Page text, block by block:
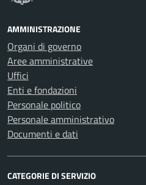
AMMINISTRAZIONE
Organi di governo
Aree amministrative
Uffici
Enti e fondazioni
Personale politico
Personale amministrativo
Documenti e dati
CATEGORIE DI SERVIZIO